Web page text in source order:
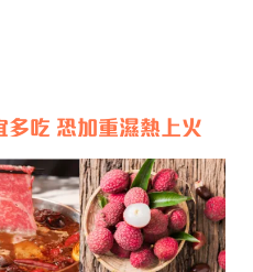
吃 恐加重濕熱上火